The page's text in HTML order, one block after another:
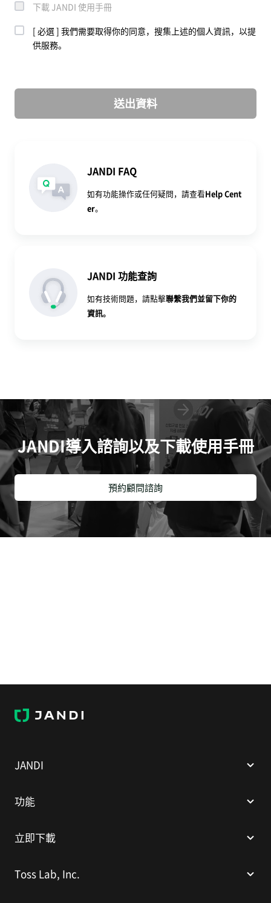
下載 JANDI 使用手冊
[ 必選 ] 我們需要取得你的同意，搜集上述的個人資訊，以提
供服務。
送出資料
JANDI FAQ
如有功能操作或任何疑問，請查看Help Cent
er。
JANDI 功能查詢
如有技術問題，請點擊聯繫我們並留下你的
資訊。
JANDI導入諮詢以及下載使用手冊
預約顧問諮詢
J
A
JANDI
功能
立即下載
Toss Lab, Inc.